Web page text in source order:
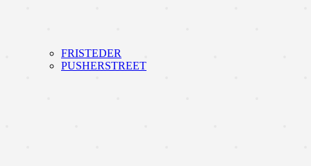
FRISTEDER
PUSHERSTREET